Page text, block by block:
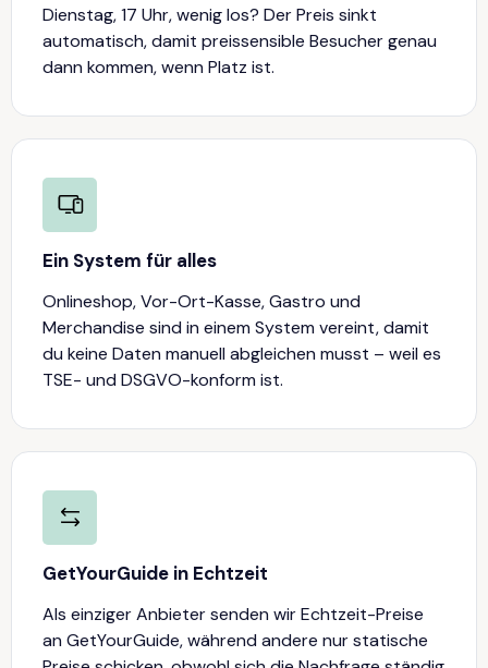
Dienstag, 17 Uhr, wenig los? Der Preis sinkt
automatisch, damit preissensible Besucher genau
dann kommen, wenn Platz ist.
Ein System für alles
Onlineshop, Vor-Ort-Kasse, Gastro und
Merchandise sind in einem System vereint, damit
du keine Daten manuell abgleichen musst – weil es
TSE- und DSGVO-konform ist.
GetYourGuide in Echtzeit
Als einziger Anbieter senden wir Echtzeit-Preise
an GetYourGuide, während andere nur statische